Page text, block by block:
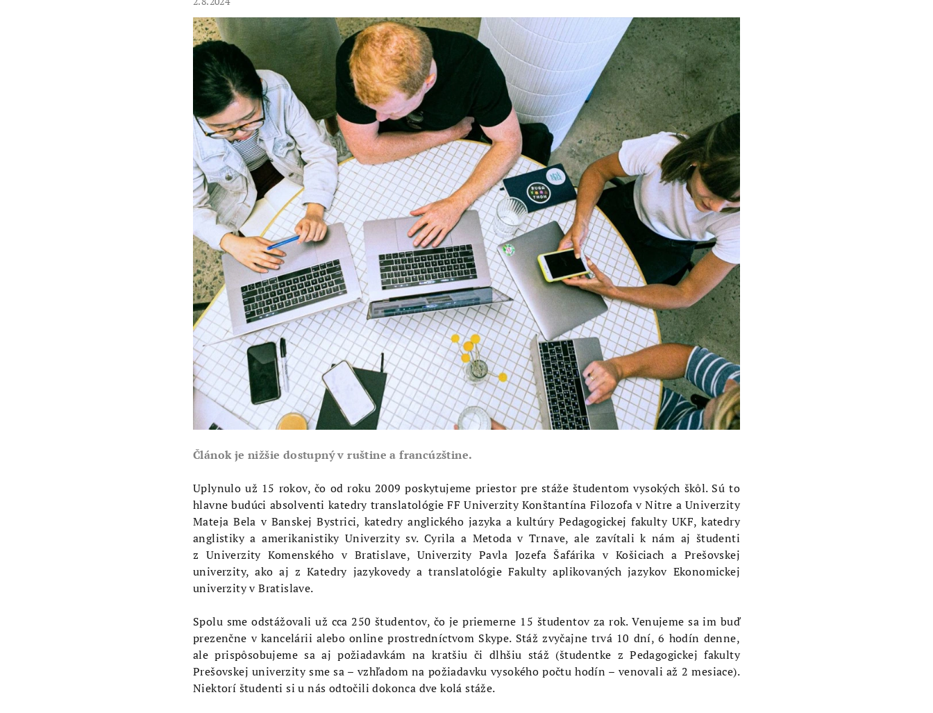
Článok je nižšie dostupný v ruštine a francúzštine.
Uplynulo už 15 rokov, čo od roku 2009 poskytujeme priestor pre stáže študentom vysokých škôl. Sú to
hlavne budúci absolventi katedry translatológie FF Univerzity Konštantína Filozofa v Nitre a Univerzity
Mateja Bela v Banskej Bystrici, katedry anglického jazyka a kultúry Pedagogickej fakulty UKF, katedry
anglistiky a amerikanistiky Univerzity sv. Cyrila a Metoda v Trnave, ale zavítali k nám aj študenti
z Univerzity Komenského v Bratislave, Univerzity Pavla Jozefa Šafárika v Košiciach a Prešovskej
univerzity, ako aj z Katedry jazykovedy a translatológie Fakulty aplikovaných jazykov Ekonomickej
univerzity v Bratislave.
Spolu sme odstážovali už cca 250 študentov, čo je priemerne 15 študentov za rok. Venujeme sa im buď
prezenčne v kancelárii alebo online prostredníctvom Skype. Stáž zvyčajne trvá 10 dní, 6 hodín denne,
ale prispôsobujeme sa aj požiadavkám na kratšiu či dlhšiu stáž (študentke z Pedagogickej fakulty
Prešovskej univerzity sme sa – vzhľadom na požiadavku vysokého počtu hodín – venovali až 2 mesiace).
Niektorí študenti si u nás odtočili dokonca dve kolá stáže.